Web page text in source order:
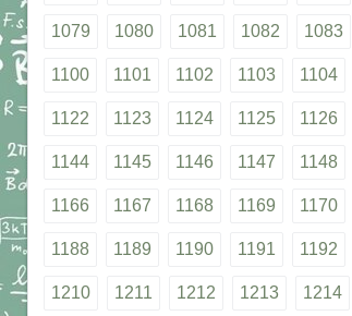
1079 1080 1081 1082 1083
1100 1101 1102 1103 1104
1122 1123 1124 1125 1126
1144 1145 1146 1147 1148
1166 1167 1168 1169 1170
1188 1189 1190 1191 1192
1210 1211 1212 1213 1214